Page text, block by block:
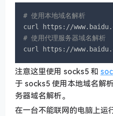
# 使用本地域名解析
# 使用代理服务器域名解析
curl https://
注意这里使用 socks5 和
于 socks5 使用本地域名解
务器域名解析。
在一台不能联网的电脑上运